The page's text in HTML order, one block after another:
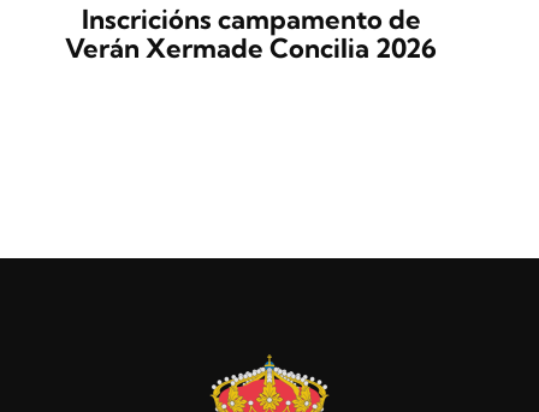
Inscricións campamento de
Verán Xermade Concilia 2026